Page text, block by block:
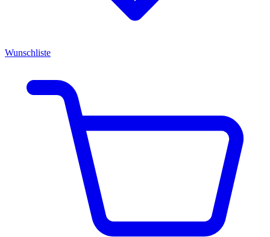
Wunschliste